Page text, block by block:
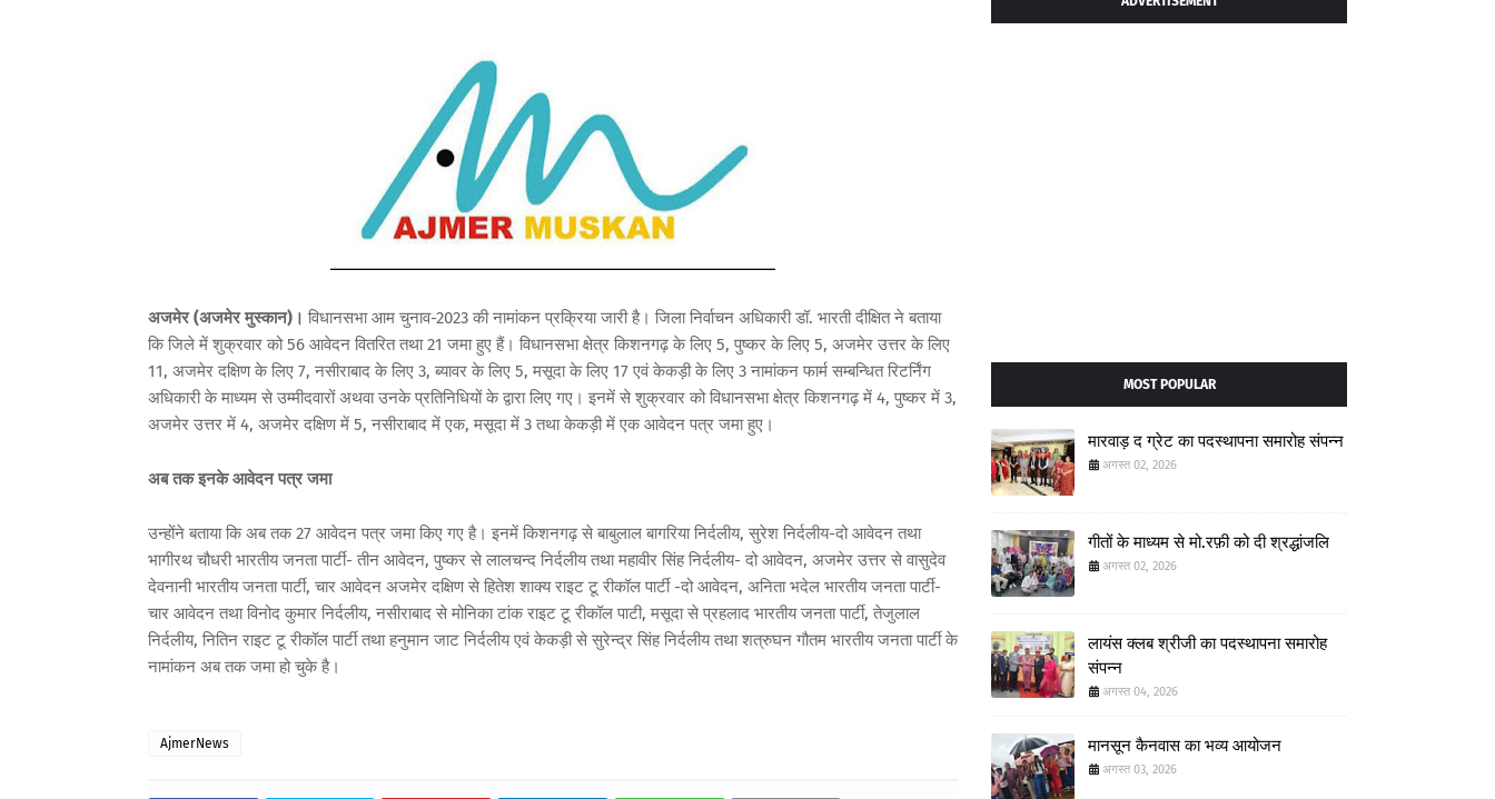
अजमेर (अजमेर मुस्कान)। विधानसभा आम चुनाव-2023 की नामांकन प्रक्रिया जारी है। जिला निर्वाचन अधिकारी डॉ. भारती दीक्षित ने बताया
कि जिले में शुक्रवार को 56 आवेदन वितरित तथा 21 जमा हुए हैं। विधानसभा क्षेत्र किशनगढ़ के लिए 5, पुष्कर के लिए 5, अजमेर उत्तर के लिए
11, अजमेर दक्षिण के लिए 7, नसीराबाद के लिए 3, ब्यावर के लिए 5, मसूदा के लिए 17 एवं केकड़ी के लिए 3 नामांकन फार्म सम्बन्धित रिटर्निंग
अधिकारी के माध्यम से उम्मीदवारों अथवा उनके प्रतिनिधियों के द्वारा लिए गए। इनमें से शुक्रवार को विधानसभा क्षेत्र किशनगढ़ में 4, पुष्कर में 3,
अजमेर उत्तर में 4, अजमेर दक्षिण में 5, नसीराबाद में एक, मसूदा में 3 तथा केकड़ी में एक आवेदन पत्र जमा हुए।
अब तक इनके आवेदन पत्र जमा
उन्होंने बताया कि अब तक 27 आवेदन पत्र जमा किए गए है। इनमें किशनगढ़ से बाबुलाल बागरिया निर्दलीय, सुरेश निर्दलीय-दो आवेदन तथा
भागीरथ चौधरी भारतीय जनता पार्टी- तीन आवेदन, पुष्कर से लालचन्द निर्दलीय तथा महावीर सिंह निर्दलीय- दो आवेदन, अजमेर उत्तर से वासुदेव
देवनानी भारतीय जनता पार्टी, चार आवेदन अजमेर दक्षिण से हितेश शाक्य राइट टू रीकॉल पार्टी -दो आवेदन, अनिता भदेल भारतीय जनता पार्टी-
चार आवेदन तथा विनोद कुमार निर्दलीय, नसीराबाद से मोनिका टांक राइट टू रीकॉल पाटी, मसूदा से प्रहलाद भारतीय जनता पार्टी, तेजुलाल
निर्दलीय, नितिन राइट टू रीकॉल पार्टी तथा हनुमान जाट निर्दलीय एवं केकड़ी से सुरेन्द्र सिंह निर्दलीय तथा शत्रुघन गौतम भारतीय जनता पार्टी के
नामांकन अब तक जमा हो चुके है।
AjmerNews
MOST POPULAR
मारवाड़ द ग्रेट का पदस्थापना समारोह संपन्न
अगस्त 02, 2026
गीतों के माध्यम से मो.रफ़ी को दी श्रद्धांजलि
अगस्त 02, 2026
लायंस क्लब श्रीजी का पदस्थापना समारोह
संपन्न
अगस्त 04, 2026
मानसून कैनवास का भव्य आयोजन
अगस्त 03, 2026